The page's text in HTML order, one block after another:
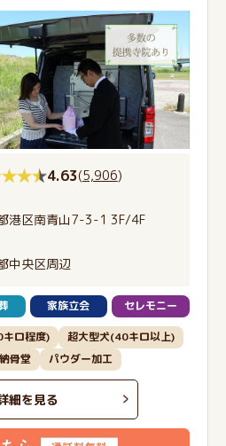
4.63(5,906)
港区南青山7-3-1 3F/4F
中央区周辺
家族立会 セレモニー
ロ程度)
超大型犬(40キロ以上)
納骨堂 パウダー加工
細を見る